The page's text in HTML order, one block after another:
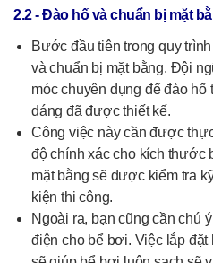
2.2 - Đào hố và chuẩn bị mặt
Bước đầu tiên trong quy
và chuẩn bị mặt bằng. Đội
móc chuyên dụng để đào
dáng đã được thiết kế.
Công việc này cần được
độ chính xác cho kích thước
mặt bằng sẽ được kiểm tra
kiện thi công.
Ngoài ra, bạn cũng cần chú
điện cho bể bơi. Việc lắp